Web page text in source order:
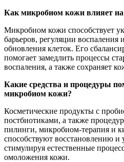
Как микробиом кожи влияет на
Микробиом кожи способствует
барьеров, регуляции
обновления клеток. Его
помогает замедлить процессы
воспаления, а также сохраняет
Какие средства и процедуры
микробиом кожи?
Косметические продукты с
постбиотиками, а также
пилинги, микробиом-терапия и
способствуют восстановлению
стимулируя естественные
омоложения кожи.